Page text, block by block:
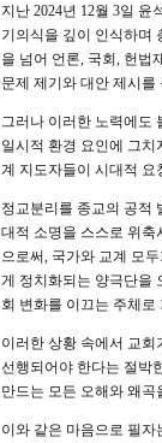
지난 2024년 12월 3일
기의식을 깊이 인식하며
을 넘어 언론, 국회, 헌법
문제 제기와 대안 제시를
그러나 이러한 노력에도
일시적 환경 요인에 그
계 지도자들이 시대적 요
정교분리를 종교의 공적
대적 소명을 스스로 위축
으로써, 국가와 교계 모
게 정치화되는 양극단을
회 변화를 이끄는 주체
이러한 상황 속에서 교
선행되어야 한다는 절박
만드는 모든 오해와 왜곡
이와 같은 마음으로 필자